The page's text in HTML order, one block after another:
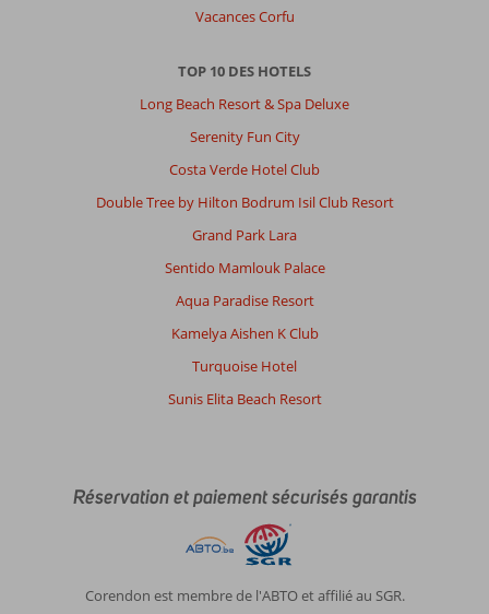
Vacances Corfu
TOP 10 DES HOTELS
Long Beach Resort & Spa Deluxe
Serenity Fun City
Costa Verde Hotel Club
Double Tree by Hilton Bodrum Isil Club Resort
Grand Park Lara
Sentido Mamlouk Palace
Aqua Paradise Resort
Kamelya Aishen K Club
Turquoise Hotel
Sunis Elita Beach Resort
Réservation et paiement sécurisés garantis
Corendon est membre de l'ABTO et affilié au SGR.